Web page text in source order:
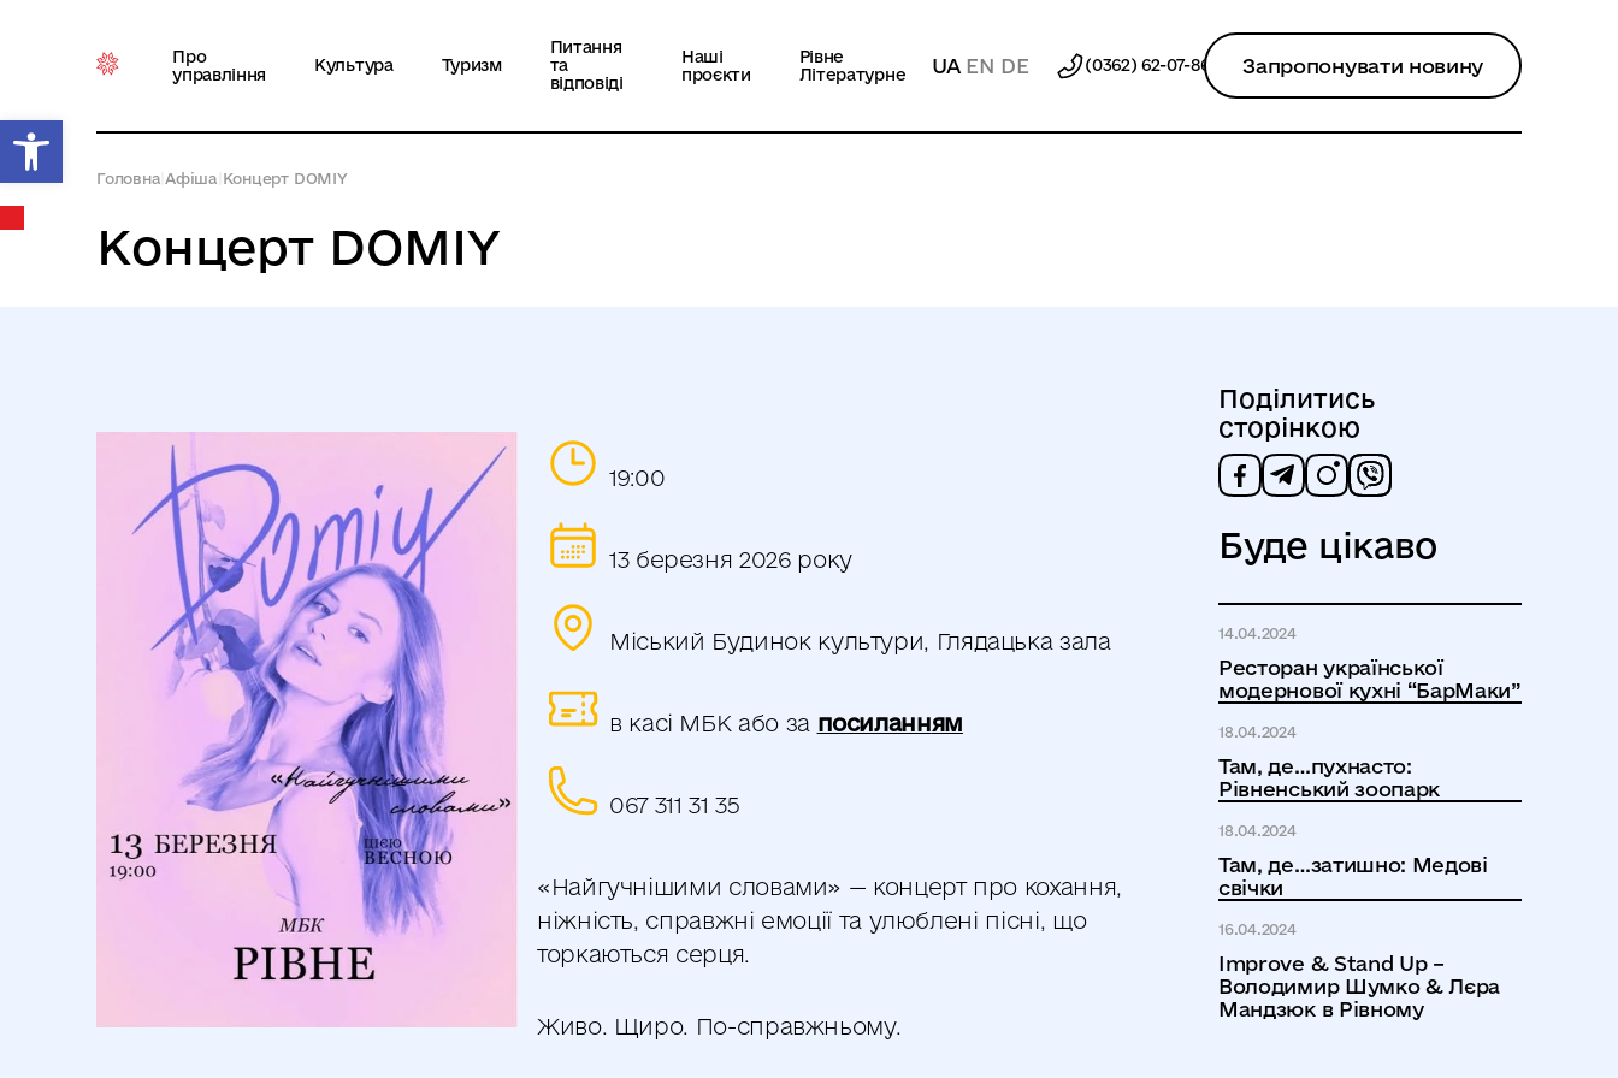
Відкрити Панель інструментів
Про
управління
Культура Туризм
Питання
та
відповіді
Наші
проєкти
Рівне
Літературне
UA EN DE (0362) 62-07-86 Запропонувати новину
Головна |Афіша Концерт DOMIY
Концерт DOMIY
19:00
13 березня 2026 року
Міський Будинок культури, Глядацька зала
в касі МБК або за посиланням
067 311 31 35
«Найгучнішими словами» — концерт про кохання,
ніжність, справжні емоції та улюблені пісні, що
торкаються серця.
Живо. Щиро. По-справжньому.
Поділитись
сторінкою
Буде цікаво
14.04.2024
Ресторан української
модернової кухні “БарМаки”
18.04.2024
Там, де…пухнасто:
Рівненський зоопарк
18.04.2024
Там, де…затишно: Медові
свічки
16.04.2024
Improve & Stand Up –
Володимир Шумко & Лєра
Мандзюк в Рівному